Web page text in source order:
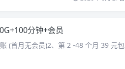
分钟+会员
(首月无会员)2、第 2 -48 个月 39 元包